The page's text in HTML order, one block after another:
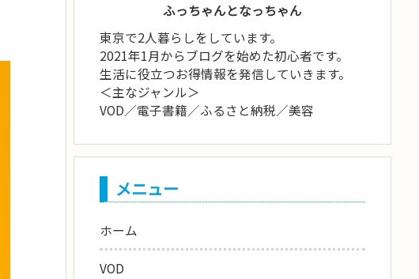
ふっちゃんとなっちゃん
東京で2人暮らしをしています。
2021年1月からブログを始めた初心者です。
生活に役立つお得情報を発信していきます。
＜主なジャンル＞
VOD／電子書籍／ふるさと納税／美容
メニュー
ホーム
VOD